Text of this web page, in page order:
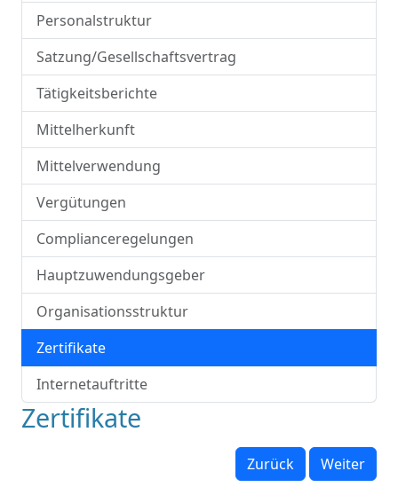
Personalstruktur
Satzung/Gesellschaftsvertrag
Tätigkeitsberichte
Mittelherkunft
Mittelverwendung
Vergütungen
Complianceregelungen
Hauptzuwendungsgeber
Organisationsstruktur
Zertifikate
Internetauftritte
Zertifikate
Zurück Weiter